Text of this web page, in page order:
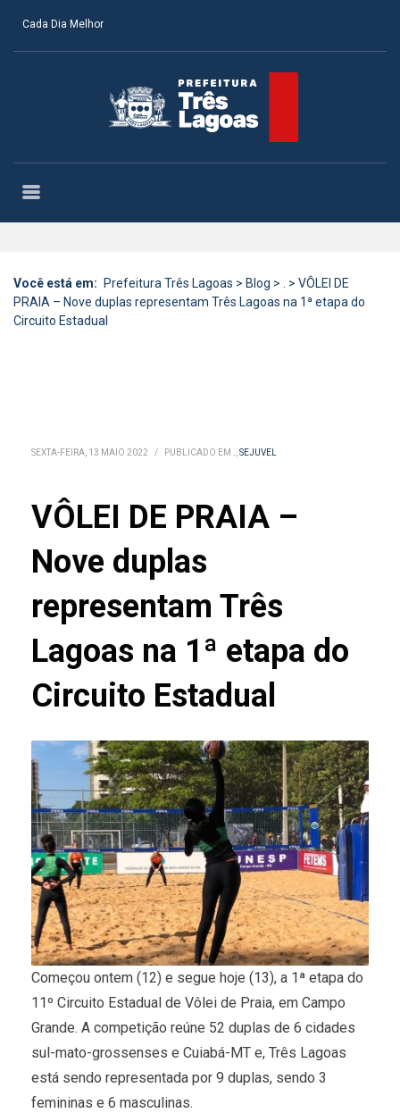
Cada Dia Melhor
Você está em: Prefeitura Três Lagoas > Blog > . > VÔLEI DE
PRAIA – Nove duplas representam Três Lagoas na 1ª etapa do
Circuito Estadual
SEXTA-FEIRA, 13 MAIO 2022 / PUBLICADO EM .,SEJUVEL
VÔLEI DE PRAIA –
Nove duplas
representam Três
Lagoas na 1ª etapa do
Circuito Estadual
Começou ontem (12) e segue hoje (13), a 1ª etapa do
11º Circuito Estadual de Vôlei de Praia, em Campo
Grande. A competição reúne 52 duplas de 6 cidades
sul-mato-grossenses e Cuiabá-MT e, Três Lagoas
está sendo representada por 9 duplas, sendo 3
femininas e 6 masculinas.